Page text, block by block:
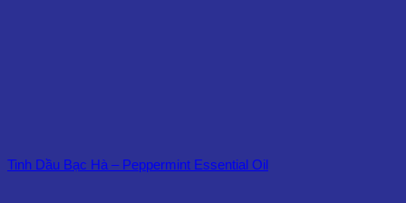
Tinh Dầu Bạc Hà – Peppermint Essential Oil